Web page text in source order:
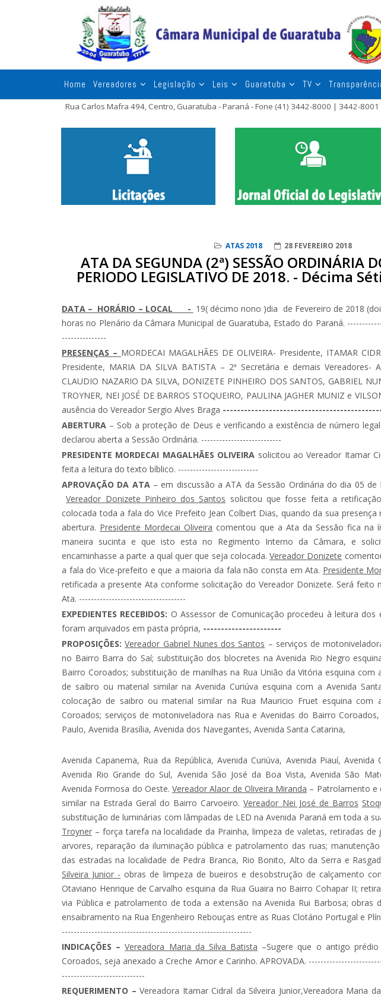
Home Vereadores Legislação Leis Guaratuba TV
Rua Carlos Mafra 494, Centro, Guaratuba - Paraná - Fone (41) 3442-8000 | 3442-8001
ATAS 2018 28 FEVEREIRO 2018
ATA DA SEGUNDA (2ª) SESSÃO ORDINÁRIA
PERIODO LEGISLATIVO DE 2018. - Décima
DATA – HORÁRIO – LOCAL - 19( décimo nono )dia de Fevereiro de 2018
horas no Plenário da Câmara Municipal de Guaratuba, Estado do Paraná.
---------------
PRESENÇAS – MORDECAI MAGALHÃES DE OLIVEIRA- Presidente, ITAMAR
Presidente, MARIA DA SILVA BATISTA – 2ª Secretária e demais Vereadores-
CLAUDIO NAZARIO DA SILVA, DONIZETE PINHEIRO DOS SANTOS, GABRIEL
TROYNER, NEI JOSÉ DE BARROS STOQUEIRO, PAULINA JAGHER MUNIZ e
ausência do Vereador Sergio Alves Braga
ABERTURA – Sob a proteção de Deus e verificando a existência de número
declarou aberta a Sessão Ordinária. ---------------------------
PRESIDENTE MORDECAI MAGALHÃES OLIVEIRA solicitou ao Vereador Itamar
feita a leitura do texto bíblico. ---------------------------
APROVAÇÃO DA ATA – em discussão a ATA da Sessão Ordinária do dia 05
Vereador Donizete Pinheiro dos Santos solicitou que fosse feita a
colocada toda a fala do Vice Prefeito Jean Colbert Dias, quando da sua presença
abertura. Presidente Mordecai Oliveira comentou que a Ata da Sessão fica na
maneira sucinta e que isto esta no Regimento Interno da Câmara, e
encaminhasse a parte a qual quer que seja colocada.Vereador Donizete
a fala do Vice-prefeito e que a maioria da fala não consta em Ata. Presidente
retificada a presente Ata conforme solicitação do Vereador Donizete. Será feito
Ata. ------------------------------------
EXPEDIENTES RECEBIDOS: O Assessor de Comunicação procedeu à leitura dos
foram arquivados em pasta própria, ----------------------
PROPOSIÇÕES:Vereador Gabriel Nunes dos Santos – serviços de
no Bairro Barra do Saí; substituição dos blocretes na Avenida Rio Negro
Bairro Coroados; substituição de manilhas na Rua União da Vitória esquina com
de saibro ou material similar na Avenida Curiúva esquina com a Avenida
colocação de saibro ou material similar na Rua Mauricio Fruet esquina
Coroados; serviços de motoniveladora nas Rua e Avenidas do Bairro
Paulo, Avenida Brasília, Avenida dos Navegantes, Avenida Santa Catarina,
Avenida Capanema, Rua da República, Avenida Curiúva, Avenida Piauí,
Avenida Rio Grande do Sul, Avenida São José da Boa Vista, Avenida São
Avenida Formosa do Oeste. Vereador Alaor de Oliveira Miranda – Patrolamento e
similar na Estrada Geral do Bairro Carvoeiro.Vereador Nei José de Barros
substituição de luminárias com lâmpadas de LED na Avenida Paraná em toda a
Troyner – força tarefa na localidade da Prainha, limpeza de valetas, retiradas de
arvores, reparação da iluminação pública e patrolamento das ruas;
das estradas na localidade de Pedra Branca, Rio Bonito, Alto da Serra e
Silveira Junior - obras de limpeza de bueiros e desobstrução de calçamento
Otaviano Henrique de Carvalho esquina da Rua Guaira no Bairro Cohapar II;
via Pública e patrolamento de toda a extensão na Avenida Rui Barbosa; obras
ensaibramento na Rua Engenheiro Rebouças entre as Ruas Clotário Portugal e
----------------------------------------------------------------
INDICAÇÕES –Vereadora Maria da Silva Batista –Sugere que o antigo
Coroados, seja anexado a Creche Amor e Carinho. APROVADA.
----------------------------
REQUERIMENTO –Vereadora Itamar Cidral da Silveira Junior,Vereadora Maria